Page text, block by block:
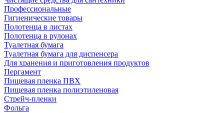
Профессиональные
Гигиенические товары
Полотенца в листах
Полотенца в рулонах
Туалетная бумага
Туалетная бумага для диспенсера
Для хранения и приготовления продуктов
Пергамент
Пищевая пленка ПВХ
Пищевая пленка полиэтиленовая
Стрейч-пленки
Фольга